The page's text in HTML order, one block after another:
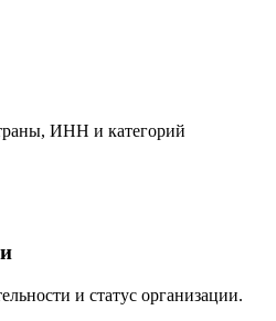
ИНН и категорий
и статус организации.